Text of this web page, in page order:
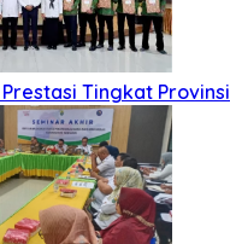
Prestasi Tingkat Provinsi